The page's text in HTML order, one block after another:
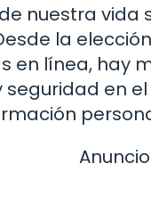
nuestra
la
en línea, hay
en